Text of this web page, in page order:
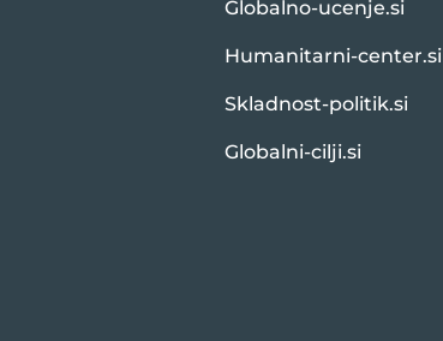
Globalno-ucenje.si
Humanitarni-center.si
Skladnost-politik.si
Globalni-cilji.si